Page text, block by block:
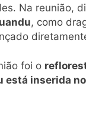
Na reunião,
, como
foi o
está inserida